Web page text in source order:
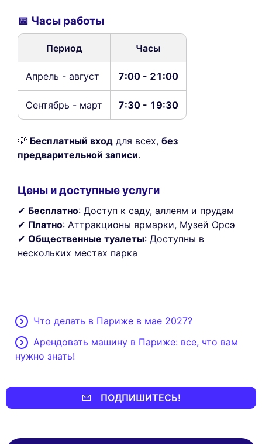
📅 Часы работы
Период Часы
Апрель - август 7:00 - 21:00
Сентябрь - март 7:30 - 19:30
💡 Бесплатный вход для всех, без
предварительной записи.
Цены и доступные услуги
✔ Бесплатно: Доступ к саду, аллеям и прудам
✔ Платно: Аттракционы ярмарки, Музей Орсэ
✔ Общественные туалеты: Доступны в
нескольких местах парка
Что делать в Париже в мае 2027?
Арендовать машину в Париже: все, что вам
нужно знать!
ПОДПИШИТЕСЬ!